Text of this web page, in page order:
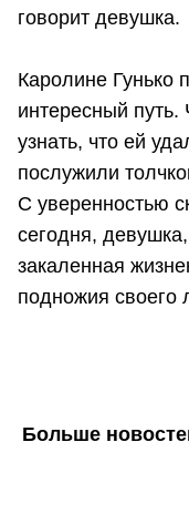
говорит девушка.
Каролине Гунько
интересный
узнать, что ей
послужили
С уверенностью
сегодня,
закаленная
подножия своего
Больше